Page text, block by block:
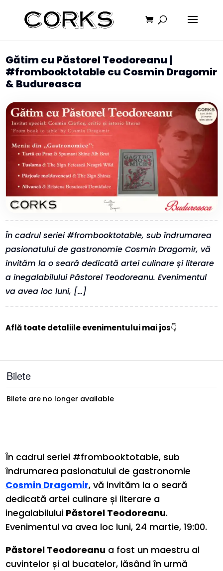
Gătim cu Păstorel Teodoreanu |
#frombooktotable cu Cosmin Dragomir
& Budureasca
În cadrul seriei #frombooktotable, sub îndrumarea
pasionatului de gastronomie Cosmin Dragomir, vă
invităm la o seară dedicată artei culinare și literare
a inegalabilului Păstorel Teodoreanu. Evenimentul
va avea loc luni, […]
Află toate detaliile evenimentului mai jos👇
Bilete
Bilete are no longer available
În cadrul seriei #frombooktotable, sub
îndrumarea pasionatului de gastronomie
Cosmin Dragomir, vă invităm la o seară
dedicată artei culinare și literare a
inegalabilului Păstorel Teodoreanu.
Evenimentul va avea loc luni, 24 martie, 19:00.
Păstorel Teodoreanu a fost un maestru al
cuvintelor și al bucatelor, lăsând în urmă